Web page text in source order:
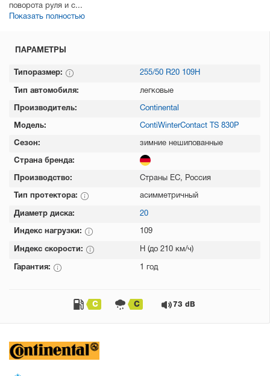
поворота руля и с...
Показать полностью
ПАРАМЕТРЫ
Типоразмер: 255/50 R20 109H
Тип автомобиля: легковые
Производитель: Continental
Модель: ContiWinterContact TS 830P
Сезон: зимние нешипованные
Страна бренда:
Производство: Страны ЕС, Россия
Тип протектора: асимметричный
Диаметр диска: 20
Индекс нагрузки: 109
Индекс скорости: H (до 210 км/ч)
Гарантия: 1 год
C C 73 dB